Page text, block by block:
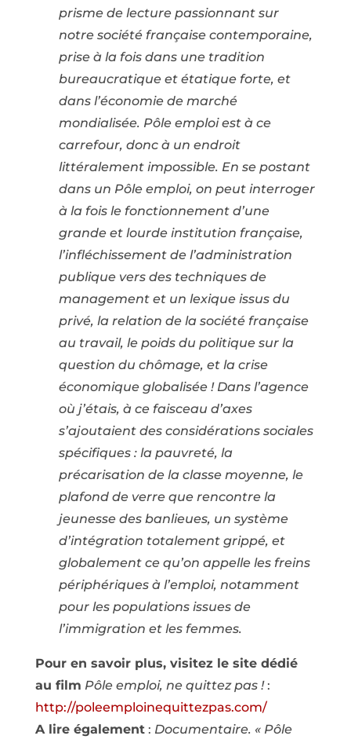
prisme de lecture passionnant sur
notre société française contemporaine,
prise à la fois dans une tradition
bureaucratique et étatique forte, et
dans l’économie de marché
mondialisée. Pôle emploi est à ce
carrefour, donc à un endroit
littéralement impossible. En se postant
dans un Pôle emploi, on peut interroger
à la fois le fonctionnement d’une
grande et lourde institution française,
l’infléchissement de l’administration
publique vers des techniques de
management et un lexique issus du
privé, la relation de la société française
au travail, le poids du politique sur la
question du chômage, et la crise
économique globalisée ! Dans l’agence
où j’étais, à ce faisceau d’axes
s’ajoutaient des considérations sociales
spécifiques : la pauvreté, la
précarisation de la classe moyenne, le
plafond de verre que rencontre la
jeunesse des banlieues, un système
d’intégration totalement grippé, et
globalement ce qu’on appelle les freins
périphériques à l’emploi, notamment
pour les populations issues de
l’immigration et les femmes.
Pour en savoir plus, visitez le site dédié
au film Pôle emploi, ne quittez pas !:
http://poleemploinequittezpas.com/
A lire également: Documentaire. « Pôle